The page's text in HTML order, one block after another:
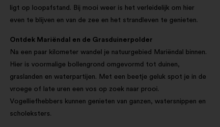
ligt op loopafstand. Bij mooi weer is het verleidelijk om hier
even te blijven en van de zee en het strandleven te genieten.
Ontdek Mariëndal en de Grasduinerpolder
Na een paar kilometer wandel je natuurgebied Mariëndal binnen.
Hier is voormalige bollengrond omgevormd tot duinen,
graslanden en waterpartijen. Met een beetje geluk spot je in de
vroege of late uren een vos op zoek naar prooi.
Vogelliefhebbers kunnen genieten van ganzen, watersnippen en
scholeksters.